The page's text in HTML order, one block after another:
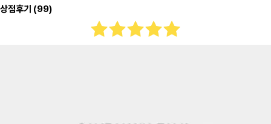
상점후기 (99)